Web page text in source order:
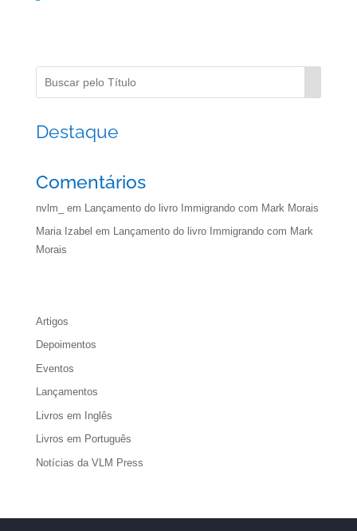
Destaque
Comentários
nvlm_ em Lançamento do livro Immigrando com Mark Morais
Maria Izabel em Lançamento do livro Immigrando com Mark
Morais
Artigos
Depoimentos
Eventos
Lançamentos
Livros em Inglês
Livros em Português
Notícias da VLM Press